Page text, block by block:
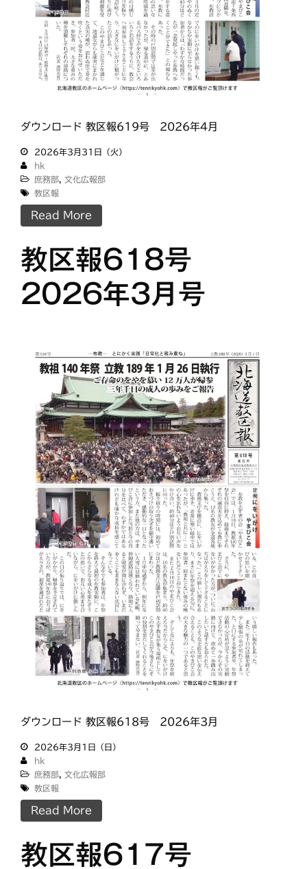
ダウンロード 教区報619号 2026年4月
2026年3月31日（火）
hk
庶務部
文化広報部
教区報
Read More
教区報618号
2026年3月号
ダウンロード 教区報618号 2026年3月
2026年3月1日（日）
hk
庶務部
文化広報部
教区報
Read More
教区報617号